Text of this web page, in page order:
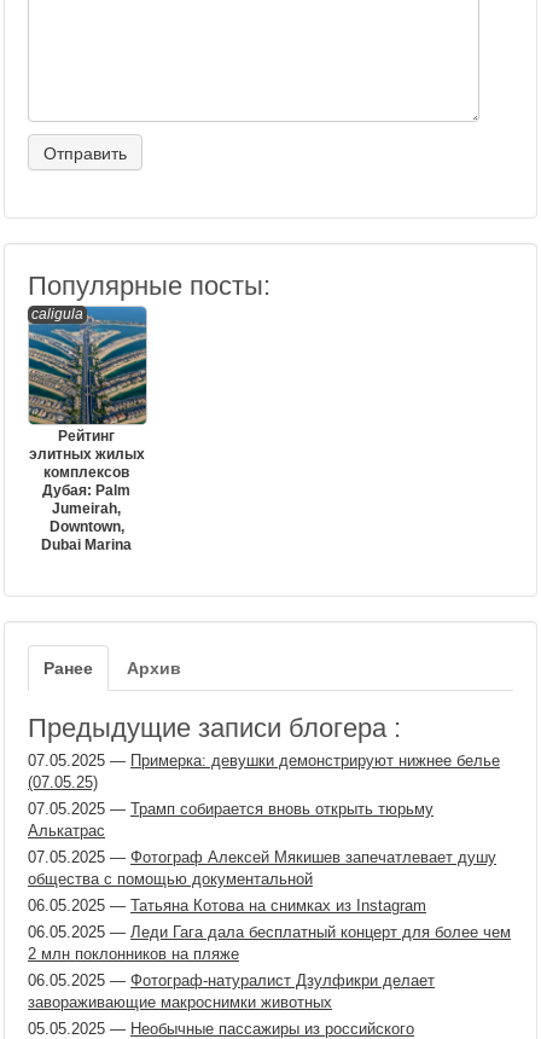
Популярные посты:
caligula
Рейтинг
элитных жилых
комплексов
Дубая: Palm
Jumeirah,
Downtown,
Dubai Marina
Ранее Архив
Предыдущие записи блогера :
07.05.2025 — Примерка: девушки демонстрируют нижнее белье
(07.05.25)
07.05.2025 — Трамп собирается вновь открыть тюрьму
Алькатрас
07.05.2025 — Фотограф Алексей Мякишев запечатлевает душу
общества с помощью документальной
06.05.2025 — Татьяна Котова на снимках из Instagram
06.05.2025 — Леди Гага дала бесплатный концерт для более чем
2 млн поклонников на пляже
06.05.2025 — Фотограф-натуралист Дзулфикри делает
завораживающие макроснимки животных
05.05.2025 — Необычные пассажиры из российского